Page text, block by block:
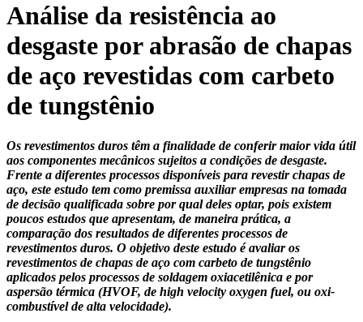
Análise da resistência ao
desgaste por abrasão de chapas
de aço revestidas com carbeto
de tungstênio
Os revestimentos duros têm a finalidade de conferir maior vida útil
aos componentes mecânicos sujeitos a condições de desgaste.
Frente a diferentes processos disponíveis para revestir chapas de
aço, este estudo tem como premissa auxiliar empresas na tomada
de decisão qualificada sobre por qual deles optar, pois existem
poucos estudos que apresentam, de maneira prática, a
comparação dos resultados de diferentes processos de
revestimentos duros. O objetivo deste estudo é avaliar os
revestimentos de chapas de aço com carbeto de tungstênio
aplicados pelos processos de soldagem oxiacetilênica e por
aspersão térmica (HVOF, de high velocity oxygen fuel, ou oxi-
combustível de alta velocidade).